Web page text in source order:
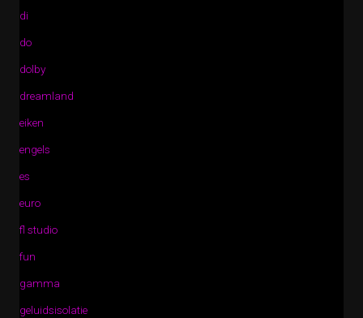
di
do
dolby
dreamland
eiken
engels
es
euro
fl studio
fun
gamma
geluidsisolatie